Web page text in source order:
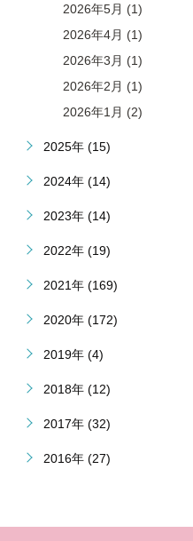
2026年5月 (1)
2026年4月 (1)
2026年3月 (1)
2026年2月 (1)
2026年1月 (2)
2025年 (15)
2024年 (14)
2023年 (14)
2022年 (19)
2021年 (169)
2020年 (172)
2019年 (4)
2018年 (12)
2017年 (32)
2016年 (27)